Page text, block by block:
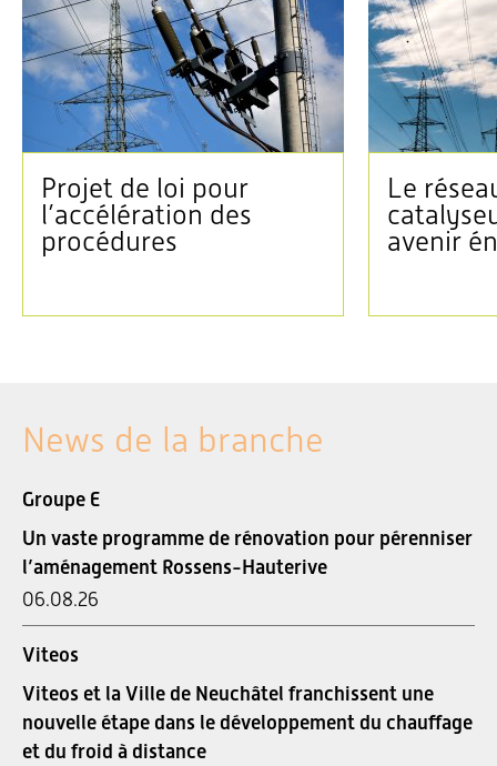
Projet de loi pour
l’accélération des
procédures
Le
avenir
News de la branche
Groupe E
Un vaste programme de rénovation pour pérenniser
l’aménagement Rossens-Hauterive
06.08.26
Viteos
Viteos et la Ville de Neuchâtel franchissent une
nouvelle étape dans le développement du chauffage
et du froid à distance